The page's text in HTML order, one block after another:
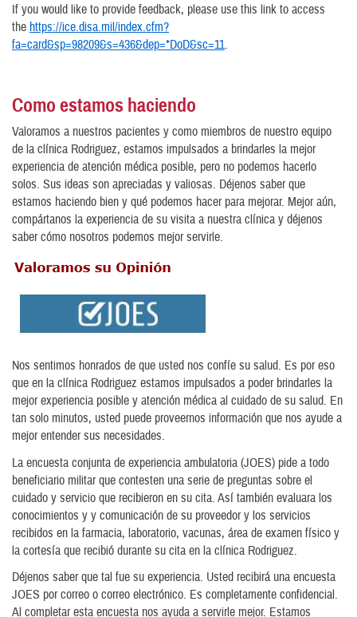
If you would like to provide feedback, please use this link to access
the https://ice.disa.mil/index.cfm?
fa=card&sp=98209&s=436&dep=*DoD&sc=11.
Como estamos haciendo
Valoramos a nuestros pacientes y como miembros de nuestro equipo
de la clínica Rodriguez, estamos impulsados a brindarles la mejor
experiencia de atención médica posible, pero no podemos hacerlo
solos. Sus ideas son apreciadas y valiosas. Déjenos saber que
estamos haciendo bien y qué podemos hacer para mejorar. Mejor aún,
compártanos la experiencia de su visita a nuestra clínica y déjenos
saber cómo nosotros podemos mejor servirle.
Nos sentimos honrados de que usted nos confíe su salud. Es por eso
que en la clínica Rodriguez estamos impulsados a poder brindarles la
mejor experiencia posible y atención médica al cuidado de su salud. En
tan solo minutos, usted puede proveernos información que nos ayude a
mejor entender sus necesidades.
La encuesta conjunta de experiencia ambulatoria (JOES) pide a todo
beneficiario militar que contesten una serie de preguntas sobre el
cuidado y servicio que recibieron en su cita. Así también evaluara los
conocimientos y y comunicación de su proveedor y los servicios
recibidos en la farmacia, laboratorio, vacunas, área de examen físico y
la cortesía que recibió durante su cita en la clínica Rodriguez.
Déjenos saber que tal fue su experiencia. Usted recibirá una encuesta
JOES por correo o correo electrónico. Es completamente confidencial.
Al completar esta encuesta nos ayuda a servirle mejor. Estamos